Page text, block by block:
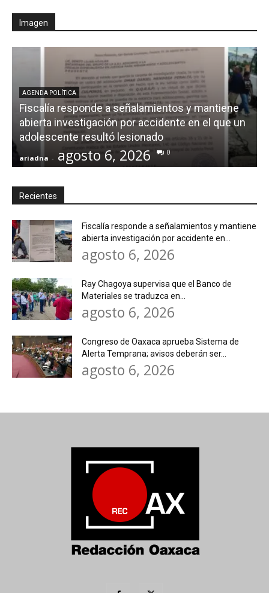
Imagen
AGENDA POLÍTICA
Fiscalía responde a señalamientos y mantiene
abierta investigación por accidente en el que un
adolescente resultó lesionado
ariadna - agosto 6, 2026 0
Recientes
Fiscalía responde a señalamientos y mantiene
abierta investigación por accidente en...
agosto 6, 2026
Ray Chagoya supervisa que el Banco de
Materiales se traduzca en...
agosto 6, 2026
Congreso de Oaxaca aprueba Sistema de
Alerta Temprana; avisos deberán ser...
agosto 6, 2026